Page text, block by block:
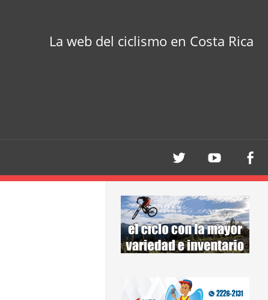
La web del ciclismo en Costa Rica